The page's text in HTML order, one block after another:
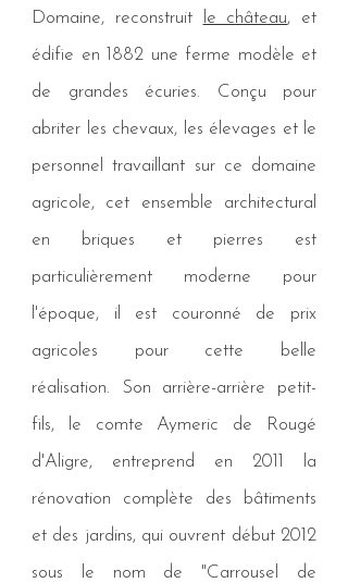
Domaine, reconstruit
le château, et
édifie en 1882 une ferme modèle et
de grandes écuries.
Conçu pour
abriter les chevaux, les élevages et le
personnel travaillant sur ce domaine
agricole, cet ensemble architectural
en briques et pierres est
particulièrement moderne pour
l'époque, il est couronné de prix
agricoles pour cette belle
réalisation. Son arrière-arrière petit-
fils, le comte Aymeric de Rougé
d'Aligre, entreprend en 2011 la
rénovation complète des bâtiments
et des jardins, qui ouvrent début 2012
sous le nom de "Carrousel de